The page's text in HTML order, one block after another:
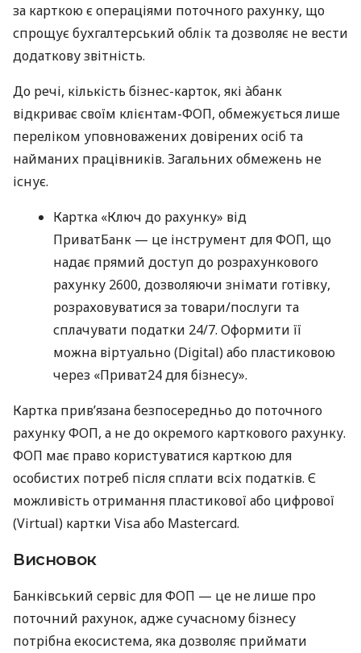
за карткою є операціями поточного рахунку, що
спрощує бухгалтерський облік та дозволяє не вести
додаткову звітність.
До речі, кількість бізнес-карток, які àбанк
відкриває своїм клієнтам-ФОП, обмежується лише
переліком уповноважених довірених осіб та
найманих працівників. Загальних обмежень не
існує.
Картка «Ключ до рахунку» від
ПриватБанк — це інструмент для ФОП, що
надає прямий доступ до розрахункового
рахунку 2600, дозволяючи знімати готівку,
розраховуватися за товари/послуги та
сплачувати податки 24/7. Оформити її
можна віртуально (Digital) або пластиковою
через «Приват24 для бізнесу».
Картка прив’язана безпосередньо до поточного
рахунку ФОП, а не до окремого карткового рахунку.
ФОП має право користуватися карткою для
особистих потреб після сплати всіх податків. Є
можливість отримання пластикової або цифрової
(Virtual) картки Visa або Mastercard.
Висновок
Банківський сервіс для ФОП — це не лише про
поточний рахунок, адже сучасному бізнесу
потрібна екосистема, яка дозволяє приймати